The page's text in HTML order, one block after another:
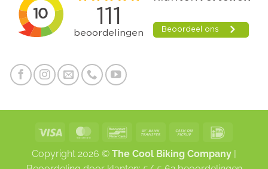
Visa MasterCardBancontact
Bank
Cash
Pickup
Copyright 2026 © The Cool Biking Company